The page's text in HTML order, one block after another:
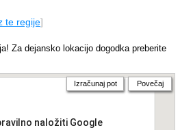
te regije]
Za dejansko lokacijo dogodka preberite
naložiti Google
Izračunaj pot Povečaj